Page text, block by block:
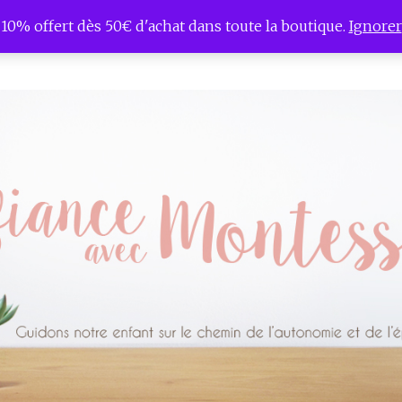
10% offert dès 50€ d'achat dans toute la boutique. Ignorer